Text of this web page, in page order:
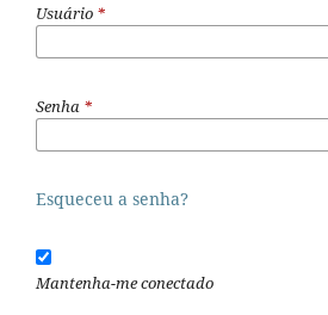
Usuário *
Senha *
Esqueceu a senha?
Mantenha-me conectado